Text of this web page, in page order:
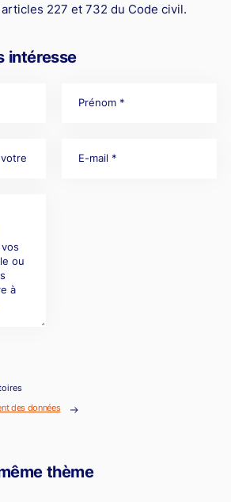
227 et 732 du Code civil.
intéresse
des données
thème